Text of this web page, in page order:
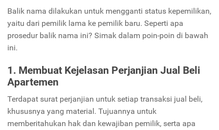
Balik nama dilakukan untuk mengganti status kepemilikan,
yaitu dari pemilik lama ke pemilik baru. Seperti apa
prosedur balik nama ini? Simak dalam poin-poin di bawah
ini.
1. Membuat Kejelasan Perjanjian Jual Beli
Apartemen
Terdapat surat perjanjian untuk setiap transaksi jual beli,
khususnya yang material. Tujuannya untuk
memberitahukan hak dan kewajiban pemilik, serta apa